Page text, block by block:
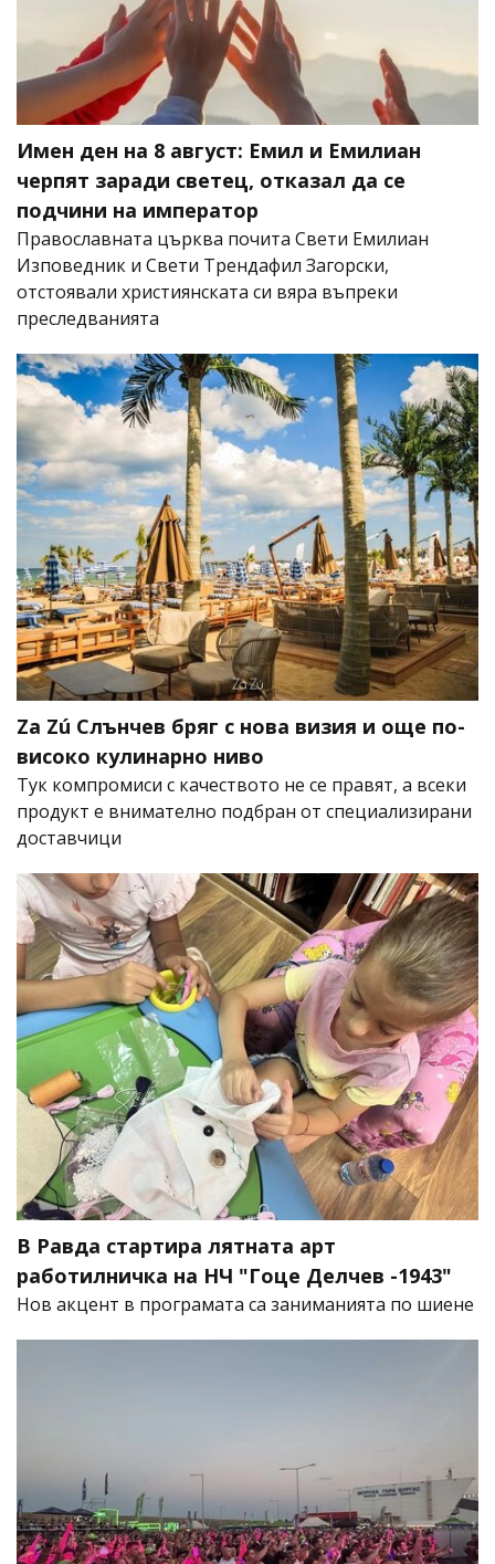
Имен ден на 8 август: Емил и Емилиан
черпят заради светец, отказал да се
подчини на император
Православната църква почита Свети Емилиан
Изповедник и Свети Трендафил Загорски,
отстоявали християнската си вяра въпреки
преследванията
Za Zú Слънчев бряг с нова визия и още по-
високо кулинарно ниво
Тук компромиси с качеството не се правят, а всеки
продукт е внимателно подбран от специализирани
доставчици
В Равда стартира лятната арт
работилничка на НЧ "Гоце Делчев -1943"
Нов акцент в програмата са заниманията по шиене